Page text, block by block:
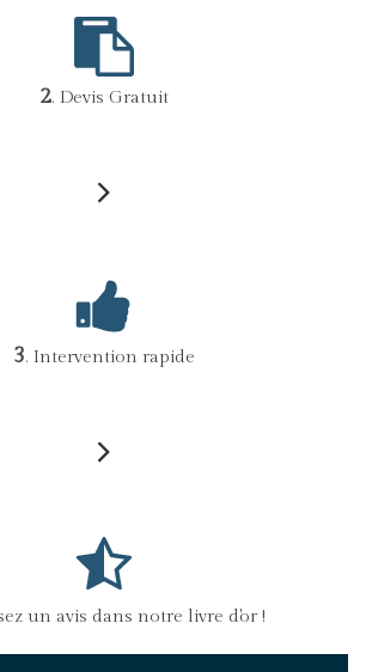
2. Devis Gratuit
3. Intervention rapide
un avis dans notre livre d'or !